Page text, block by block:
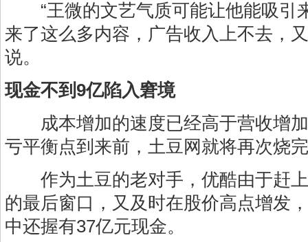
“王微的文艺气质可能让他能吸引
来了这么多内容，广告收入上不去，
说。
现金不到9亿陷入窘境
成本增加的速度已经高于营收增加
亏平衡点到来前，土豆网就将再次烧
作为土豆的老对手，优酷由于赶上
的最后窗口，又及时在股价高点增发
中还握有37亿元现金。